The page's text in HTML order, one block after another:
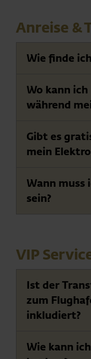
Anreise &
Wie finde
Wo kann
während
Gibt es
mein
Wann muss
sein?
VIP
Ist der
zum
inkludiert?
Wie kann